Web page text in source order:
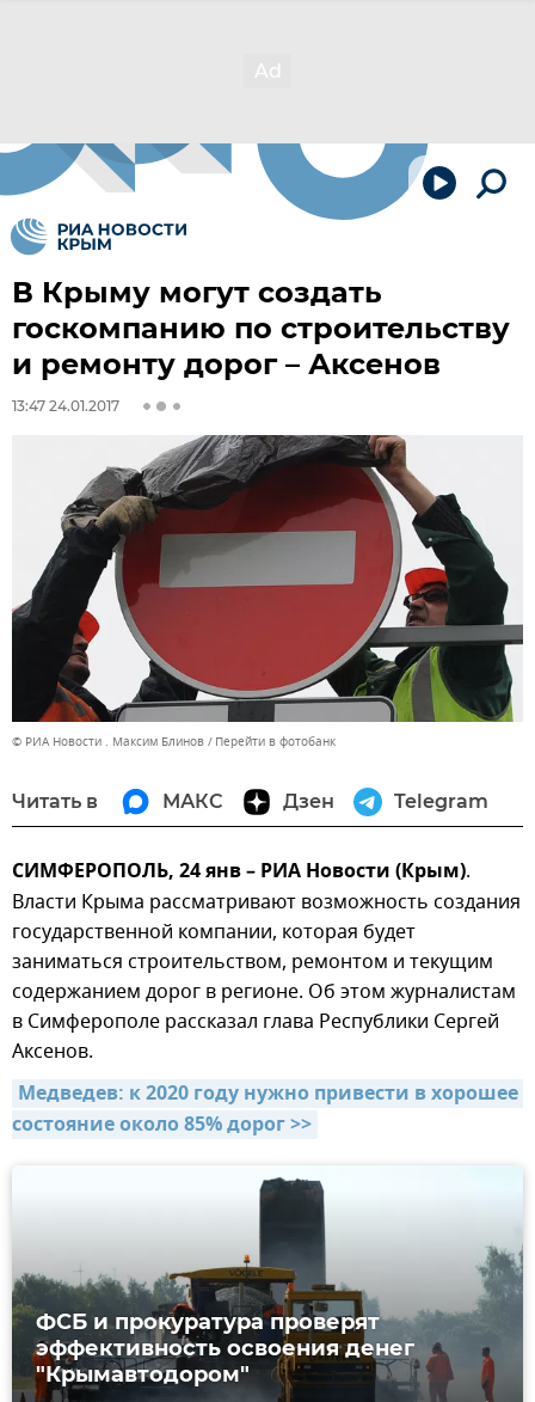
В Крыму могут создать
госкомпанию по строительству
и ремонту дорог – Аксенов
13:47 24.01.2017
© РИА Новости . Максим Блинов Перейти в фотобанк
Читать в МАКС Дзен Telegram
СИМФЕРОПОЛЬ, 24 янв – РИА Новости (Крым).
Власти Крыма рассматривают возможность создания
государственной компании, которая будет
заниматься строительством, ремонтом и текущим
содержанием дорог в регионе. Об этом журналистам
в Симферополе рассказал глава Республики Сергей
Аксенов.
Медведев: к 2020 году нужно привести в хорошее
состояние около 85% дорог >>
ФСБ и прокуратура проверят
эффективность освоения денег
"Крымавтодором"